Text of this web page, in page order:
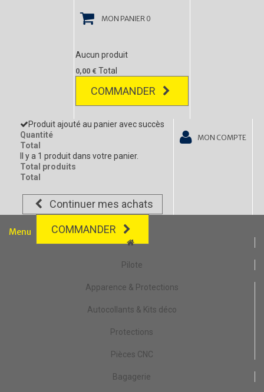
MON PANIER 0
Aucun produit
0,00 € Total
COMMANDER
Produit ajouté au panier avec succès
Quantité
Total
Il y a 1 produit dans votre panier.
Total produits
Total
Continuer mes achats
COMMANDER
MON COMPTE
Menu
Pilote
Apparence & Protections
Autocollants & Kits déco
Protections
Pièces CNC
Bagagerie